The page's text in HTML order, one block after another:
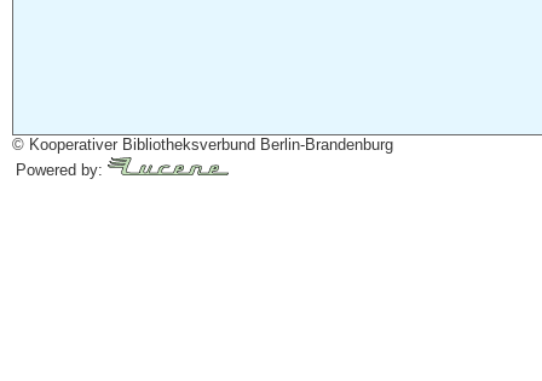
© Kooperativer Bibliotheksverbund Berlin-Brandenburg
Powered by: